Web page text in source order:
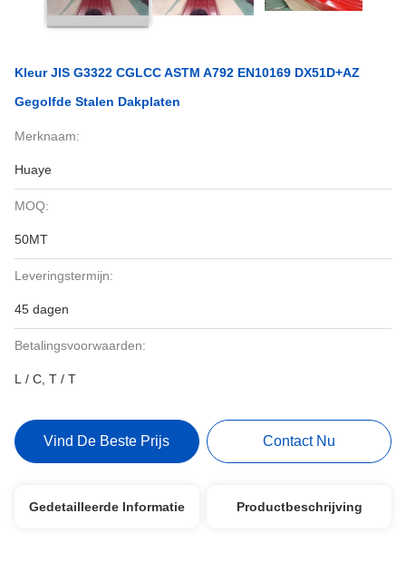
Kleur JIS G3322 CGLCC ASTM A792 EN10169 DX51D+AZ
Gegolfde Stalen Dakplaten
Merknaam:
Huaye
MOQ:
50MT
Leveringstermijn:
45 dagen
Betalingsvoorwaarden:
L / C, T / T
Vind De Beste Prijs Contact Nu
Gedetailleerde Informatie Productbeschrijving